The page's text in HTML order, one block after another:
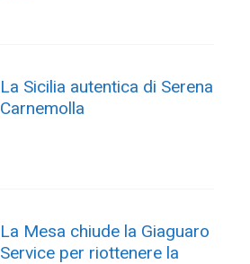
La Sicilia autentica di Serena
Carnemolla
La Mesa chiude la Giaguaro
Service per riottenere la